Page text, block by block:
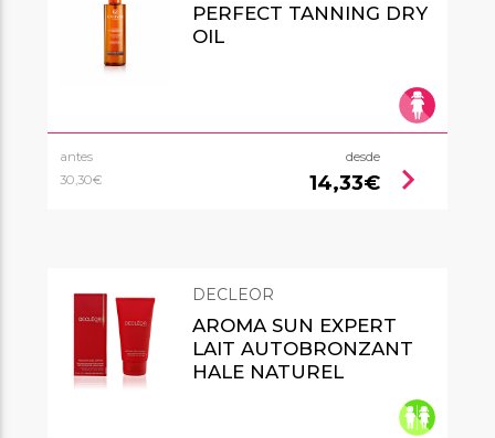
PERFECT TANNING DRY
OIL
antes
30,30€
desde
14,33€ chevron_right
DECLEOR
AROMA SUN EXPERT
LAIT AUTOBRONZANT
HALE NATUREL